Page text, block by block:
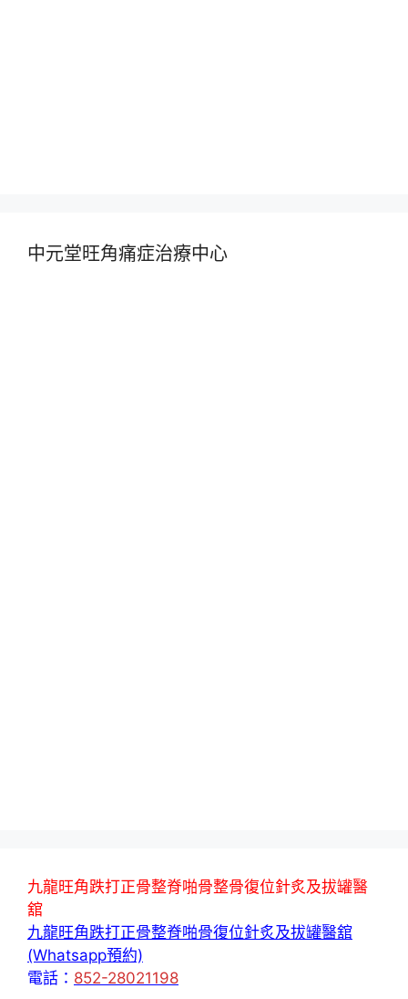
中元堂旺角痛症治療中心
九龍旺角跌打正骨整脊啪骨整骨復位針炙及拔罐醫
舘
九龍旺角跌打正骨整脊啪骨復位針炙及拔罐醫舘
(Whatsapp預約)
電話： 852-28021198